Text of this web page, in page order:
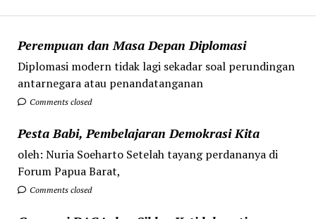
Perempuan dan Masa Depan Diplomasi
Diplomasi modern tidak lagi sekadar soal perundingan
antarnegara atau penandatanganan
Comments closed
Pesta Babi, Pembelajaran Demokrasi Kita
oleh: Nuria Soeharto Setelah tayang perdananya di
Forum Papua Barat,
Comments closed